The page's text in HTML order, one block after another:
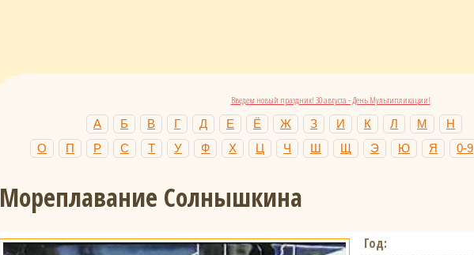
Введем новый праздник! 30 августа - День Мультипликации!
А Б В Г Д Е Ё Ж З И К Л М
Н
О
П Р С Т У Ф Х Ц Ч Ш Щ Э Ю Я 0-9
Мореплавание Солнышкина
Год: